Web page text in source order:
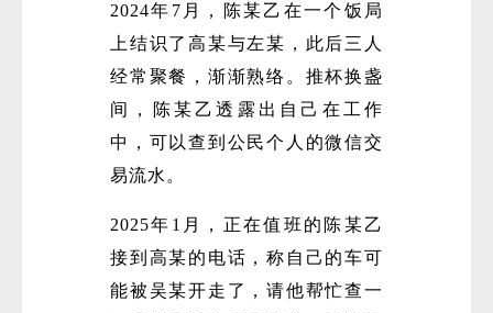
2024年7月，陈某乙在一个饭局
上结识了高某与左某，此后三人
经常聚餐，渐渐熟络。推杯换盏
间，陈某乙透露出自己在工作
中，可以查到公民个人的微信交
易流水。
2025年1月，正在值班的陈某乙
接到高某的电话，称自己的车可
能被吴某开走了，请他帮忙查一